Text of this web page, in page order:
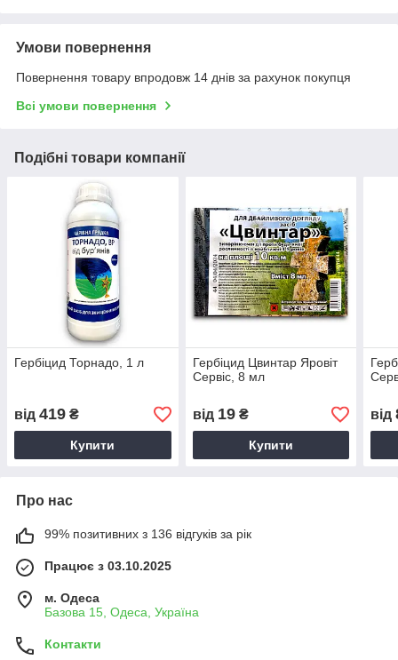
Умови повернення
Повернення товару впродовж 14 днів за рахунок покупця
Всі умови повернення
Подібні товари компанії
Гербіцид Торнадо, 1 л
від 419 ₴
Купити
Гербіцид Цвинтар Яровіт
Сервіс, 8 мл
від 19₴
Купити
від
Про нас
99% позитивних з 136 відгуків за рік
Працює з 03.10.2025
м. Одеса
Базова 15, Одеса, Україна
Контакти